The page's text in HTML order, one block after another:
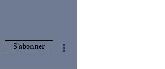
S'abonner